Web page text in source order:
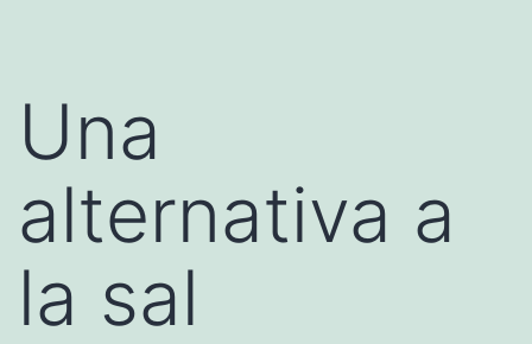
Una
alternativa a
la sal